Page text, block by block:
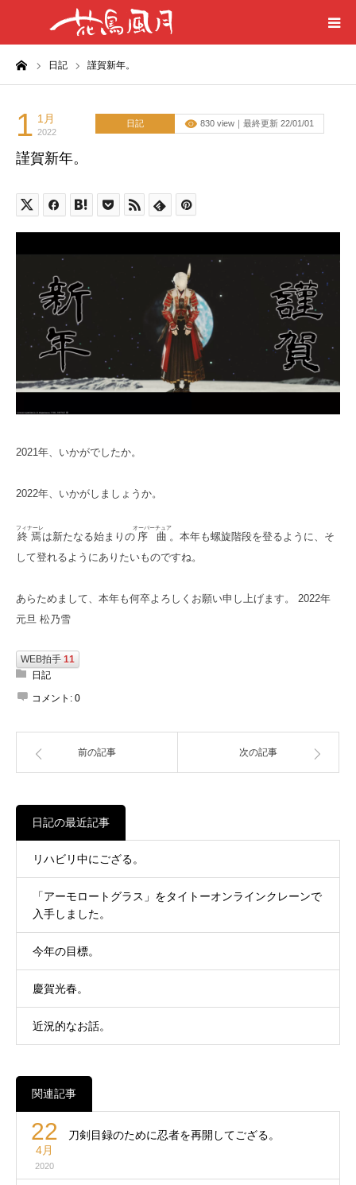
日記 謹賀新年。
1 1月
2022
日記 830 view｜最終更新 22/01/01
謹賀新年。
2021年、いかがでしたか。
2022年、いかがしましょうか。
終焉
フィナーレ
は新たなる始まりの 序曲
オーバーチュア
。本年も螺旋階段を登るように、そ
して登れるようにありたいものですね。
あらためまして、本年も何卒よろしくお願い申し上げます。 2022年
元旦 松乃雪
WEB拍手 11
日記
コメント: 0
前の記事 次の記事
日記の最近記事
リハビリ中にござる。
「アーモロートグラス」をタイトーオンラインクレーンで
入手しました。
今年の目標。
慶賀光春。
近況的なお話。
関連記事
22
4月
2020
刀剣目録のために忍者を再開してござる。
ホーム
はじめに
刀剣目録
プライバシーポリシー